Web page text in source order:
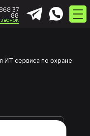
ИТ сервиса по охране